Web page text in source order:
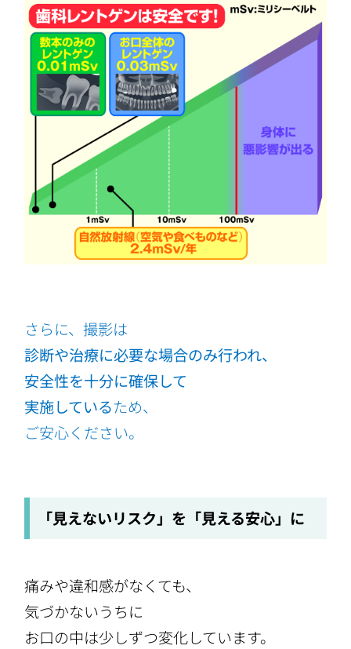
さらに、撮影は
診断や治療に必要な場合のみ行われ、
安全性を十分に確保して
実施しているため、
ご安心ください。
「見えないリスク」を「見える安心」に
痛みや違和感がなくても、
気づかないうちに
お口の中は少しずつ変化しています。